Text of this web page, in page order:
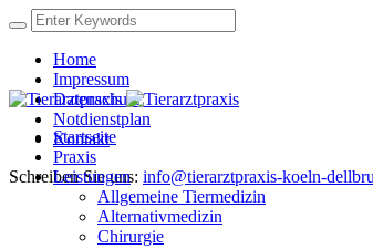
Home
Impressum
Datenschutz
Notdienstplan
Kontakt
Schreiben Sie uns: info@tierarztpraxis-koeln-
Startseite
Praxis
Leistungen
Allgemeine Tiermedizin
Alternativmedizin
Chirurgie